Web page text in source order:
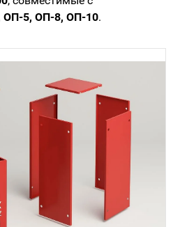
ОП-5, ОП-8, ОП-10.